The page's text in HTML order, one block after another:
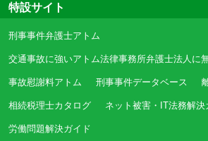
特設サイト
刑事事件弁護士アトム
交通事故に強いアトム法律事務所弁護士法人に
事故慰謝料アトム 刑事事件データベース
相続税理士カタログ ネット被害・IT法務解決
労働問題解決ガイド